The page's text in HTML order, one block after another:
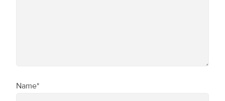
Name*